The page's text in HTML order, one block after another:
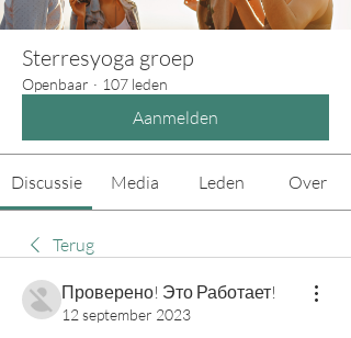
Sterresyoga groep
Openbaar · 107 leden
Aanmelden
Discussie Media Leden Over
Terug
Проверено! Это Работает!
12 september 2023